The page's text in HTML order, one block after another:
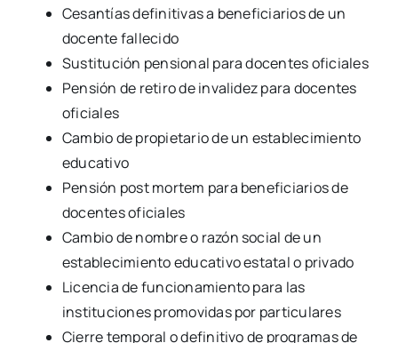
Cesantías definitivas a beneficiarios de un
docente fallecido
Sustitución pensional para docentes oficiales
Pensión de retiro de invalidez para docentes
oficiales
Cambio de propietario de un establecimiento
educativo
Pensión post mortem para beneficiarios de
docentes oficiales
Cambio de nombre o razón social de un
establecimiento educativo estatal o privado
Licencia de funcionamiento para las
instituciones promovidas por particulares
Cierre temporal o definitivo de programas de